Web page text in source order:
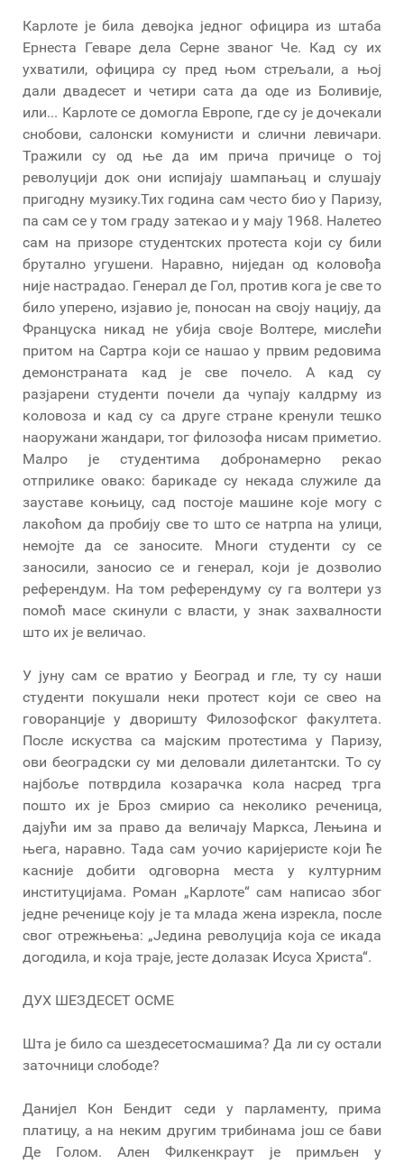
Карлоте је била девојка једног официра из штаба
Ернеста Геваре дела Серне званог Че. Кад су их
ухватили, официра су пред њом стрељали, а њој
дали двадесет и четири сата да оде из Боливије,
или... Карлоте се домогла Европе, где су је дочекали
снобови, салонски комунисти и слични левичари.
Тражили су од ње да им прича причице о тој
револуцији док они испијају шампањац и слушају
пригодну музику.Тих година сам често био у Паризу,
па сам се у том граду затекао и у мају 1968. Налетео
сам на призоре студентских протеста који су били
брутално угушени. Наравно, ниједан од коловођа
није настрадао. Генерал де Гол, против кога је све то
било уперено, изјавио је, поносан на своју нацију, да
Француска никад не убија своје Волтере, мислећи
притом на Сартра који се нашао у првим редовима
демонстраната кад је све почело. А кад су
разјарени студенти почели да чупају калдрму из
коловоза и кад су са друге стране кренули тешко
наоружани жандари, тог филозофа нисам приметио.
Малро је студентима добронамерно рекао
отприлике овако: барикаде су некада служиле да
зауставе коњицу, сад постоје машине које могу с
лакоћом да пробију све то што се натрпа на улици,
немојте да се заносите. Многи студенти су се
заносили, заносио се и генерал, који је дозволио
референдум. На том референдуму су га волтери уз
помоћ масе скинули с власти, у знак захвалности
што их је величао.
У јуну сам се вратио у Београд и гле, ту су наши
студенти покушали неки протест који се свео на
говоранције у дворишту Филозофског факултета.
После искуства са мајским протестима у Паризу,
ови београдски су ми деловали дилетантски. То су
најбоље потврдила козарачка кола насред трга
пошто их је Броз смирио са неколико реченица,
дајући им за право да величају Маркса, Лењина и
њега, наравно. Тада сам уочио каријеристе који ће
касније добити одговорна места у културним
институцијама. Роман „Карлоте“ сам написао због
једне реченице коју је та млада жена изрекла, после
свог отрежњења: „Једина револуција која се икада
догодила, и која траје, јесте долазак Исуса Христа“.
ДУХ ШЕЗДЕСЕТ ОСМЕ
Шта је било са шездесетосмашима? Да ли су остали
заточници слободе?
Данијел Кон Бендит седи у парламенту, прима
платицу, а на неким другим трибинама још се бави
Де Голом. Ален Филкенкраут је примљен у